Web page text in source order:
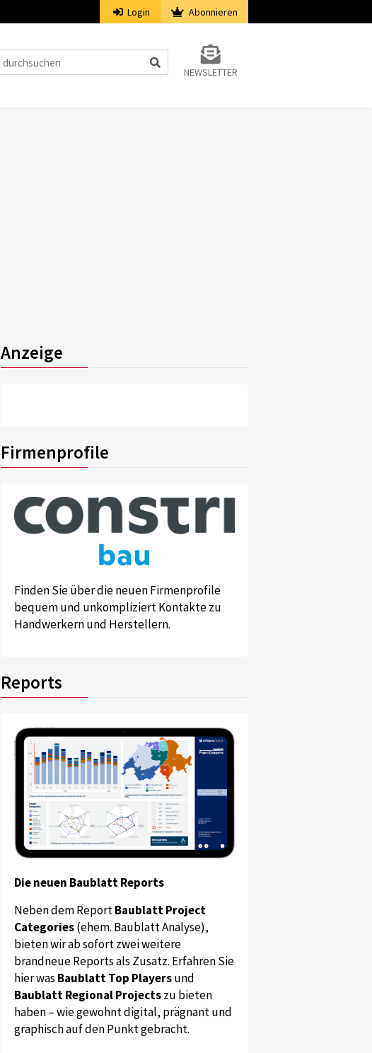
Login Abonnieren
NEWSLETTER
Anzeige
Firmenprofile
Finden Sie über die neuen Firmenprofile
bequem und unkompliziert Kontakte zu
Handwerkern und Herstellern.
Reports
Die neuen Baublatt Reports
Neben dem ReportBaublatt Project
Categories(ehem. Baublatt Analyse),
bieten wir ab sofort zwei weitere
brandneue Reports als Zusatz. Erfahren Sie
hier was Baublatt Top Playersund
Baublatt Regional Projectszu bieten
haben – wie gewohnt digital, prägnant und
graphisch auf den Punkt gebracht.